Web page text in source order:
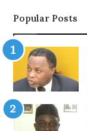
Popular Posts